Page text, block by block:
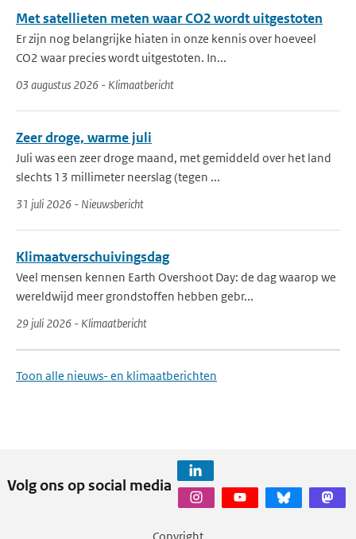
Met satellieten meten waar CO2 wordt uitgestoten
Er zijn nog belangrijke hiaten in onze kennis over hoeveel
CO2 waar precies wordt uitgestoten. In...
03 augustus 2026 - Klimaatbericht
Zeer droge, warme juli
Juli was een zeer droge maand, met gemiddeld over het land
slechts 13 millimeter neerslag (tegen ...
31 juli 2026 - Nieuwsbericht
Klimaatverschuivingsdag
Veel mensen kennen Earth Overshoot Day: de dag waarop we
wereldwijd meer grondstoffen hebben gebr...
29 juli 2026 - Klimaatbericht
Toon alle nieuws- en klimaatberichten
Volg ons op social media